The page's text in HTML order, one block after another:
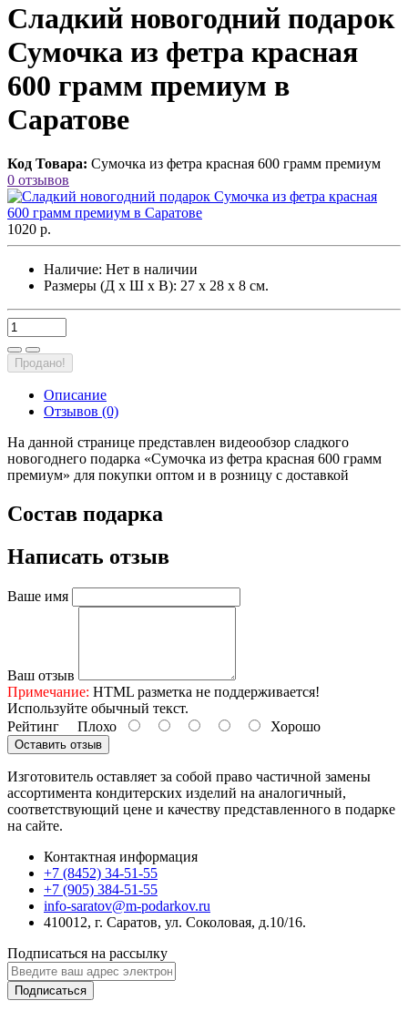
Сладкий новогодний подарок
Сумочка из фетра красная
600 грамм премиум в
Саратове
Код Товара: Сумочка из фетра красная 600 грамм премиум
0 отзывов
1020 р.
Наличие: Нет в наличии
Размеры (Д х Ш х В): 27 х 28 х 8 см.
Продано!
Описание
Отзывов (0)
На данной странице представлен видеообзор сладкого
новогоднего подарка «Сумочка из фетра красная 600 грамм
премиум» для покупки оптом и в розницу с доставкой
Состав подарка
Написать отзыв
Ваше имя
Ваш отзыв
Примечание: HTML разметка не поддерживается!
Используйте обычный текст.
Рейтинг Плохо Хорошо
Оставить отзыв
Изготовитель оставляет за собой право частичной замены
ассортимента кондитерских изделий на аналогичный,
соответствующий цене и качеству представленного в подарке
на сайте.
Контактная информация
+7 (8452) 34-51-55
+7 (905) 384-51-55
info-saratov@m-podarkov.ru
410012, г. Саратов, ул. Соколовая, д.10/16.
Подписаться на рассылку
Подписаться